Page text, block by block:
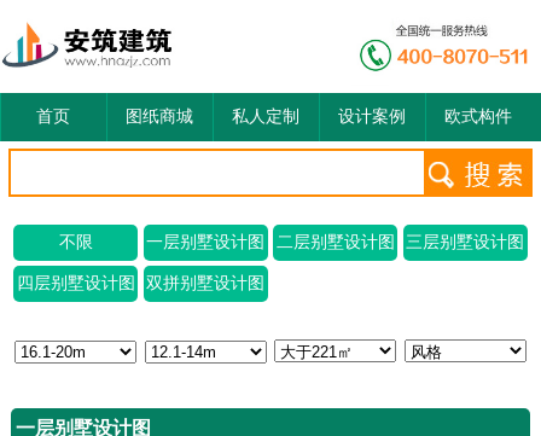
首页 图纸商城 私人定制 设计案例 欧式构件
不限 一层别墅设计图 二层别墅设计图 三层别墅设计图
四层别墅设计图 双拼别墅设计图
一层别墅设计图